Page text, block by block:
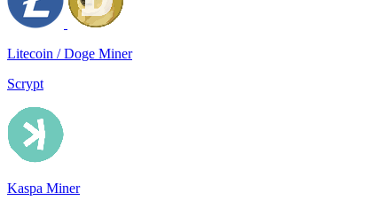
Litecoin / Doge Miner
Scrypt
Kaspa Miner